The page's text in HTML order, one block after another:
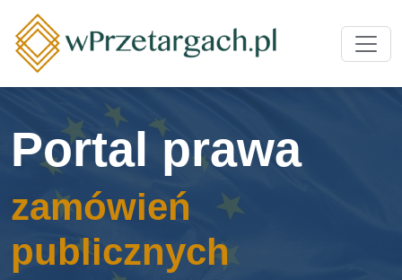
Portal prawa
zamówień
publicznych